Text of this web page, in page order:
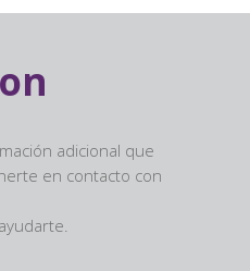
adicional que
en contacto con